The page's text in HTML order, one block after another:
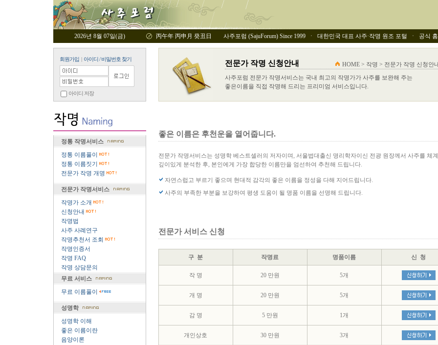
2026년 8월 07일(금) 丙午年 丙申月 癸丑日 사주포럼 (SajuForum) Since 1999 ㆍ 대한민국 대표 사주·작명 원조 포털 ㆍ 공식
회원가입| 아이디 / 비밀번호 찾기
아이디 저장
정통 작명서비스
정통 이름풀이
정통 이름짓기
전문가 작명 개명
전문가 작명서비스
작명가 소개
신청안내
작명법
사주 사례연구
작명추천서 조회
작명인증서
작명 FAQ
작명 상담문의
무료 서비스
무료 이름풀이
성명학
성명학 이해
좋은 이름이란
음양이론
전문가 작명 신청안내
HOME > 작명 > 전문가 작명 신청안
사주포럼 전문가 작명서비스는 국내 최고의 작명가가 사주를 보완해 주는
좋은이름을 직접 작명해 드리는 프리미엄 서비스입니다.
좋은 이름은 후천운을 열어줍니다.
전문가 작명서비스는 성명학 베스트셀러의 저자이며, 서울법대출신 명리학자이신 전광 원장께서 사주를 체
깊이있게 분석한 후, 본인에게 가장 합당한 이름만을 엄선하여 추천해 드립니다.
자연스럽고 부르기 좋으며 현대적 감각의 좋은 이름을 정성을 다해 지어드립니다.
사주의 부족한 부분을 보강하여 평생 도움이 될 명품 이름을 선명해 드립니다.
전문가 서비스 신청
구 분 작명료 명품이름 신 청
작 명 20 만원 5개
개 명 20 만원 5개
감 명 5 만원 1개
개인상호 30 만원 3개